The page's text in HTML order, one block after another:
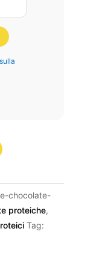
chocolate-
proteiche,
Tag: